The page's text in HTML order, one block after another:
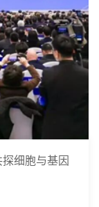
细胞与基因